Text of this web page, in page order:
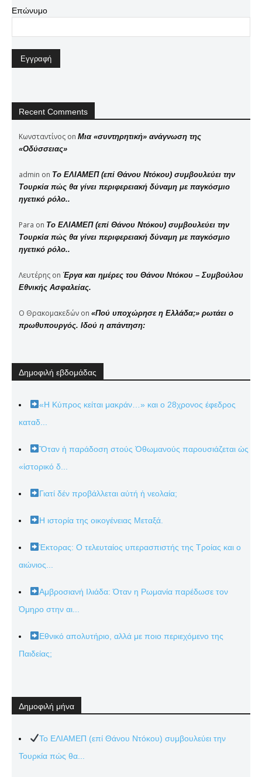
Επώνυμο
Recent Comments
Κωνσταντίνος on Μια «συντηρητική» ανάγνωση της
«Οδύσσειας»
admin on Το ΕΛΙΑΜΕΠ (επί Θάνου Ντόκου) συμβουλεύει την
Τουρκία πώς θα γίνει περιφερειακή δύναμη με παγκόσμιο
ηγετικό ρόλο..
Para on Το ΕΛΙΑΜΕΠ (επί Θάνου Ντόκου) συμβουλεύει την
Τουρκία πώς θα γίνει περιφερειακή δύναμη με παγκόσμιο
ηγετικό ρόλο..
Λευτέρης on Έργα και ημέρες του Θάνου Ντόκου – Συμβούλου
Εθνικής Ασφαλείας.
Ο Θρακομακεδών on «Πού υποχώρησε η Ελλάδα;» ρωτάει ο
πρωθυπουργός. Ιδού η απάντηση:
Δημοφιλή εβδομάδας
«Η Κύπρος κείται μακράν…» και ο 28χρονος έφεδρος
καταδ...
Ὅταν ἡ παράδοση στούς Ὀθωμανούς παρουσιάζεται ὡς
«ἱστορικό δ...
Γιατί δέν προβάλλεται αὐτή ἡ νεολαία;
Η ιστορία της οικογένειας Μεταξά.
Έκτορας: Ο τελευταίος υπερασπιστής της Τροίας και ο
αιώνιος...
Αμβροσιανή Ιλιάδα: Όταν η Ρωμανία παρέδωσε τον
Όμηρο στην αι...
Εθνικό απολυτήριο, αλλά με ποιο περιεχόμενο της
Παιδείας;
Δημοφιλή μήνα
Το ΕΛΙΑΜΕΠ (επί Θάνου Ντόκου) συμβουλεύει την
Τουρκία πώς θα...